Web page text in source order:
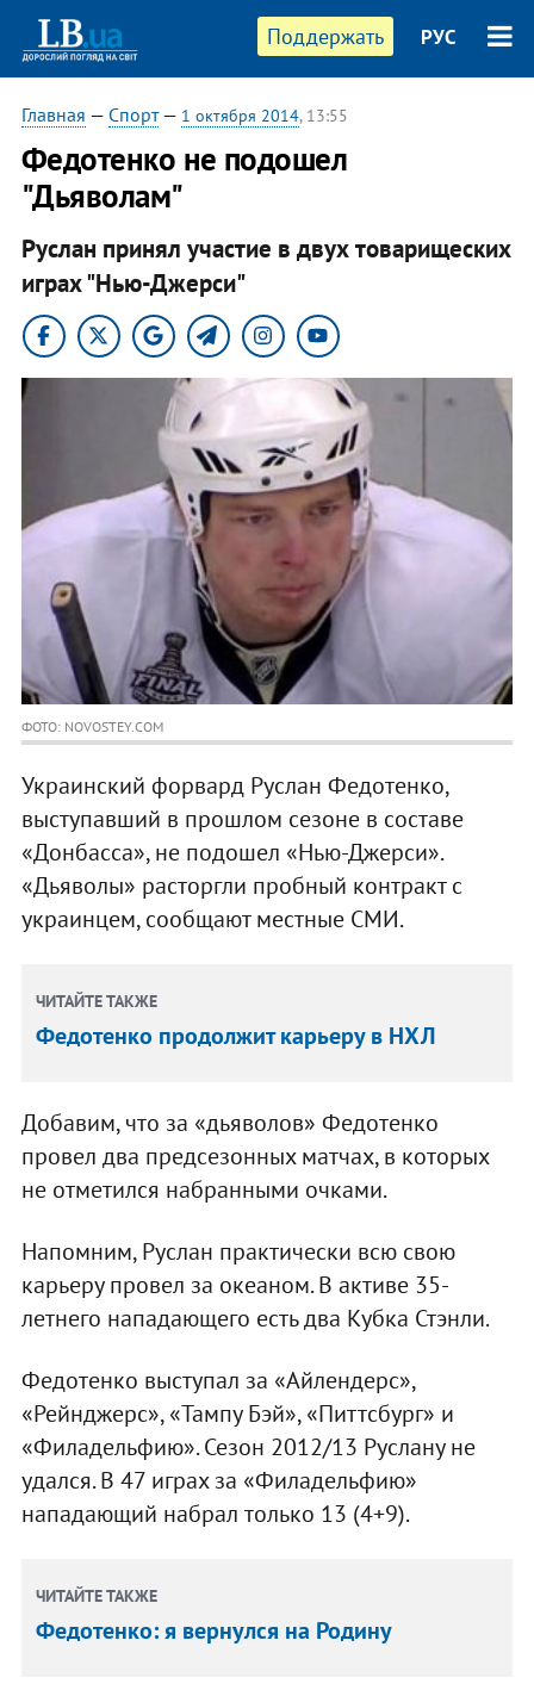
Поддержать РУС
Главная — Спорт— 1 октября 2014, 13:55
Федотенко не подошел
"Дьяволам"
Руслан принял участие в двух товарищеских
играх "Нью-Джерси"
ФОТО: NOVOSTEY.COM
Украинский форвард Руслан Федотенко,
выступавший в прошлом сезоне в составе
«Донбасса», не подошел «Нью-Джерси».
«Дьяволы» расторгли пробный контракт с
украинцем, сообщают местные СМИ.
ЧИТАЙТЕ ТАКЖЕ
Федотенко продолжит карьеру в НХЛ
Добавим, что за «дьяволов» Федотенко
провел два предсезонных матчах, в которых
не отметился набранными очками.
Напомним, Руслан практически всю свою
карьеру провел за океаном. В активе 35-
летнего нападающего есть два Кубка Стэнли.
Федотенко выступал за «Айлендерс»,
«Рейнджерс», «Тампу Бэй», «Питтсбург» и
«Филадельфию». Сезон 2012/13 Руслану не
удался. В 47 играх за «Филадельфию»
нападающий набрал только 13 (4+9).
ЧИТАЙТЕ ТАКЖЕ
Федотенко: я вернулся на Родину